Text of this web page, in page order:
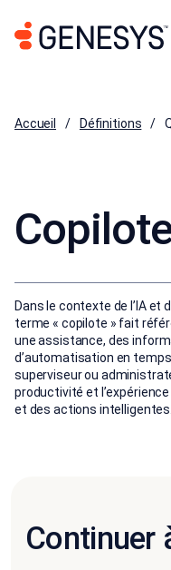
Accueil Définitions
Dans le contexte de l’IA
terme « copilote » fait
une assistance, des
d’automatisation en
superviseur ou
productivité et
et des actions intelligentes.
Continuer